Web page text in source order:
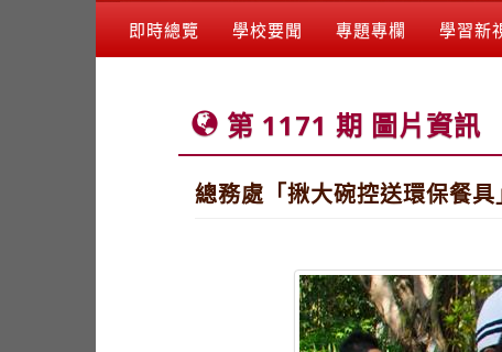
即時總覽 學校要聞 專題專欄 學習新
第 1171 期 圖片資訊
總務處「揪大碗控送環保餐具